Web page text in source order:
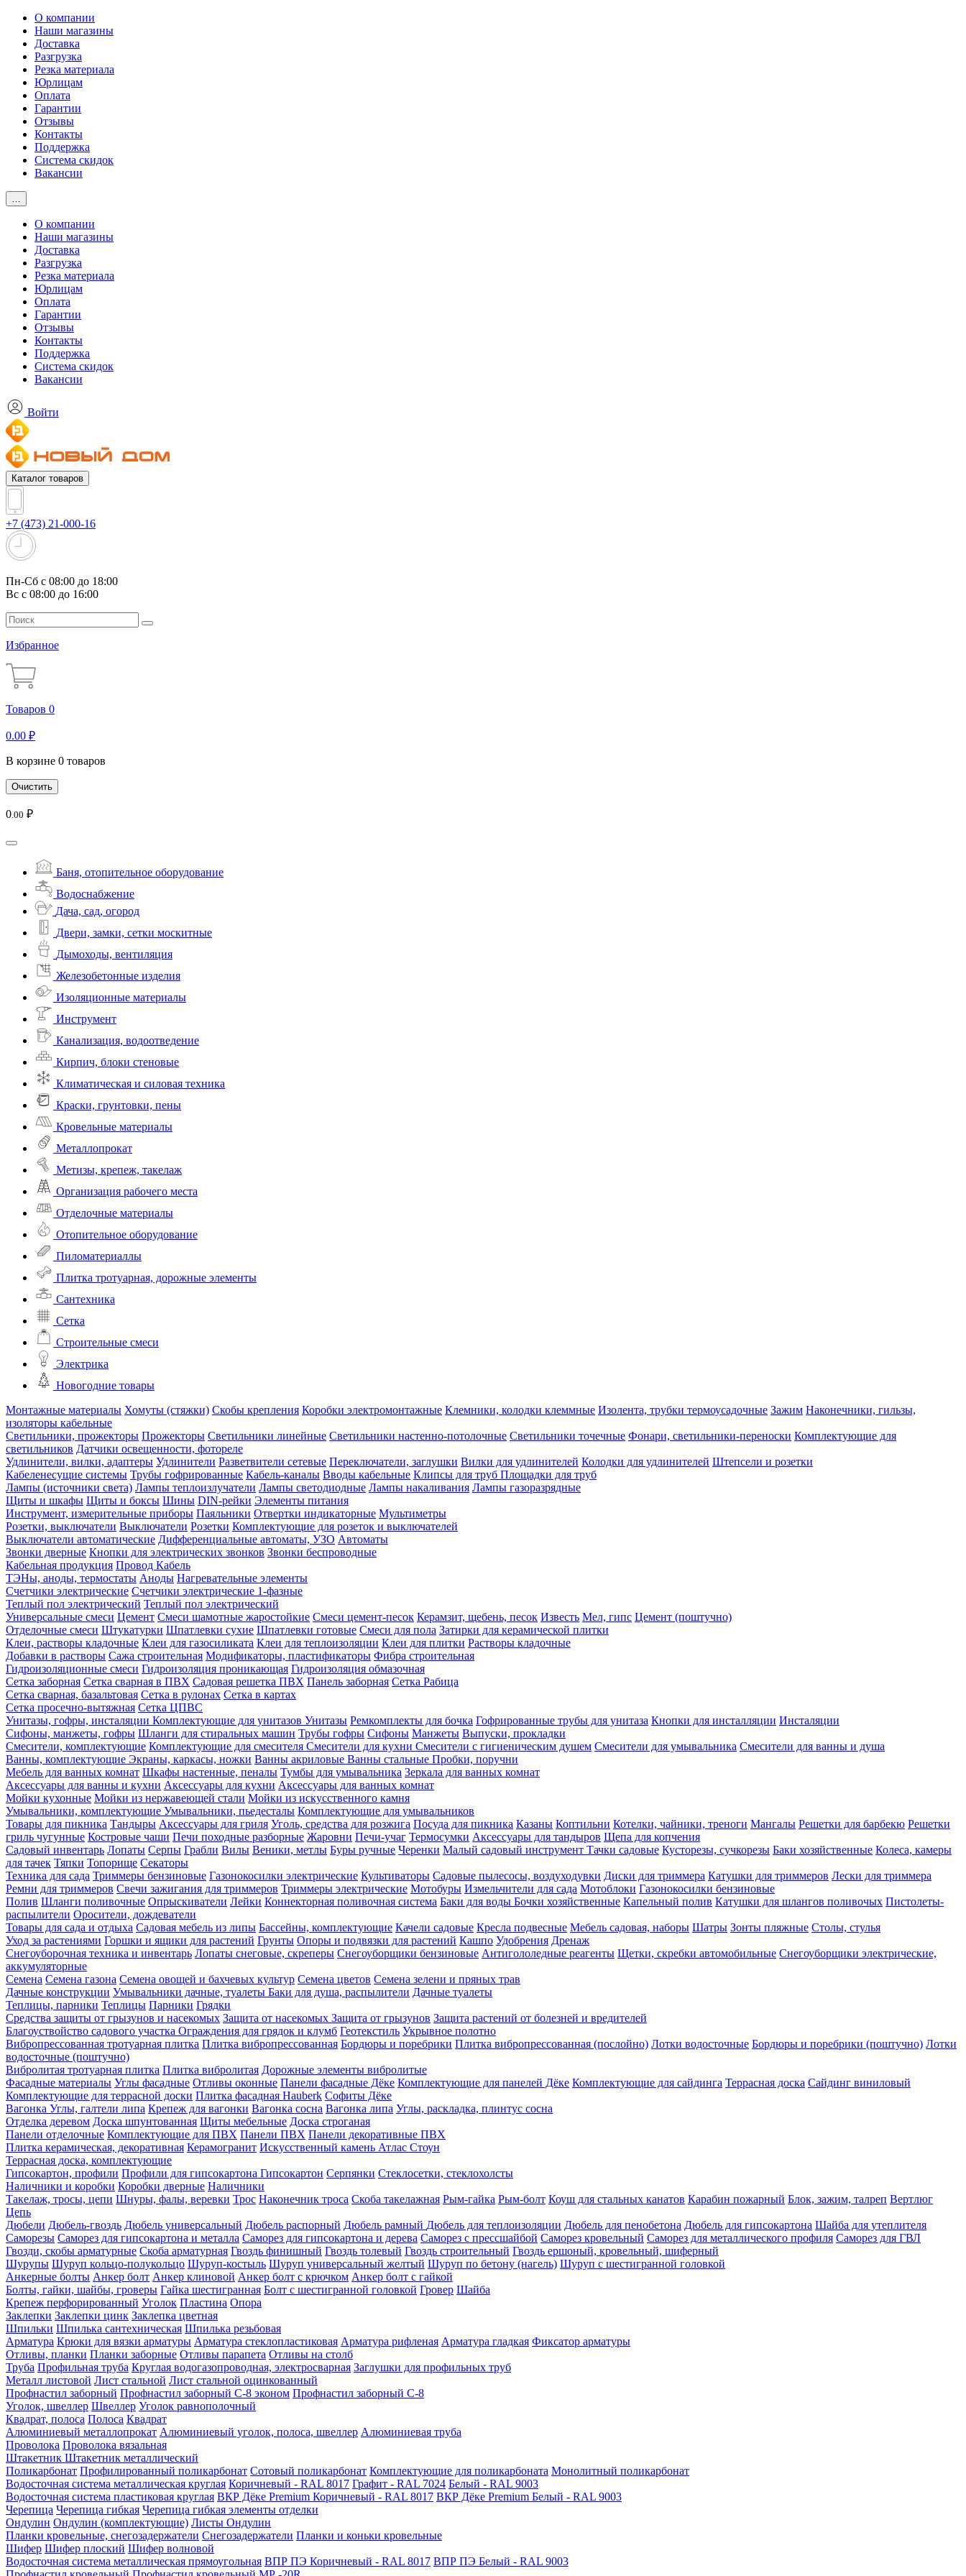
О компании
Наши магазины
Доставка
Разгрузка
Резка материала
Юрлицам
Оплата
Гарантии
Отзывы
Контакты
Поддержка
Система скидок
Вакансии
…
О компании
Наши магазины
Доставка
Разгрузка
Резка материала
Юрлицам
Оплата
Гарантии
Отзывы
Контакты
Поддержка
Система скидок
Вакансии
Войти
Каталог товаров
+7 (473) 21-000-16
Пн-Сб с 08:00 до 18:00
Вс с 08:00 до 16:00
Избранное
Товаров 0
0.00 ₽
В корзине 0 товаров
Очистить
0 .00 ₽
Баня, отопительное оборудование
Водоснабжение
Дача, сад, огород
Двери, замки, сетки москитные
Дымоходы, вентиляция
Железобетонные изделия
Изоляционные материалы
Инструмент
Канализация, водоотведение
Кирпич, блоки стеновые
Климатическая и силовая техника
Краски, грунтовки, пены
Кровельные материалы
Металлопрокат
Метизы, крепеж, такелаж
Организация рабочего места
Отделочные материалы
Отопительное оборудование
Пиломатериаллы
Плитка тротуарная, дорожные элементы
Сантехника
Сетка
Строительные смеси
Электрика
Новогодние товары
Монтажные материалы Хомуты (стяжки) Скобы крепления Коробки электромонтажные Клемники, колодки клеммные Изолента, трубки термоусадочные Зажим Наконечники, гильзы,
изоляторы кабельные
Светильники, прожекторы Прожекторы Светильники линейные Светильники настенно-потолочные Светильники точечные Фонари, светильники-переноски Комплектующие для
светильников Датчики освещенности, фотореле
Удлинители, вилки, адаптеры Удлинители Разветвители сетевые Переключатели, заглушки Вилки для удлинителей Колодки для удлинителей Штепсели и розетки
Кабеленесущие системы Трубы гофрированные Кабель-каналы Вводы кабельные Клипсы для труб Площадки для труб
Лампы (источники света) Лампы теплоизлучатели Лампы светодиодные Лампы накаливания Лампы газоразрядные
Щиты и шкафы Щиты и боксы Шины DIN-рейки Элементы питания
Инструмент, измерительные приборы Паяльники Отвертки индикаторные Мультиметры
Розетки, выключатели Выключатели Розетки Комплектующие для розеток и выключателей
Выключатели автоматические Дифференциальные автоматы, УЗО Автоматы
Звонки дверные Кнопки для электрических звонков Звонки беспроводные
Кабельная продукция Провод Кабель
ТЭНы, аноды, термостаты Аноды Нагревательные элементы
Счетчики электрические Счетчики электрические 1-фазные
Теплый пол электрический Теплый пол электрический
Универсальные смеси Цемент Смеси шамотные жаростойкие Смеси цемент-песок Керамзит, щебень, песок Известь Мел, гипс Цемент (поштучно)
Отделочные смеси Штукатурки Шпатлевки сухие Шпатлевки готовые Смеси для пола Затирки для керамической плитки
Клеи, растворы кладочные Клеи для газосиликата Клеи для теплоизоляции Клеи для плитки Растворы кладочные
Добавки в растворы Сажа строительная Модификаторы, пластификаторы Фибра строительная
Гидроизоляционные смеси Гидроизоляция проникающая Гидроизоляция обмазочная
Сетка заборная Сетка сварная в ПВХ Садовая решетка ПВХ Панель заборная Сетка Рабица
Сетка сварная, базальтовая Сетка в рулонах Сетка в картах
Сетка просечно-вытяжная Сетка ЦПВС
Унитазы, гофры, инсталяции Комплектующие для унитазов Унитазы Ремкомплекты для бочка Гофрированные трубы для унитаза Кнопки для инсталляции Инсталяции
Сифоны, манжеты, гофры Шланги для стиральных машин Трубы гофры Сифоны Манжеты Выпуски, прокладки
Смесители, комплектующие Комплектующие для смесителя Смесители для кухни Смесители с гигиеническим душем Смесители для умывальника Смесители для ванны и душа
Ванны, комплектующие Экраны, каркасы, ножки Ванны акриловые Ванны стальные Пробки, поручни
Мебель для ванных комнат Шкафы настенные, пеналы Тумбы для умывальника Зеркала для ванных комнат
Аксессуары для ванны и кухни Аксессуары для кухни Аксессуары для ванных комнат
Мойки кухонные Мойки из нержавеющей стали Мойки из искусственного камня
Умывальники, комплектующие Умывальники, пьедесталы Комплектующие для умывальников
Товары для пикника Тандыры Аксессуары для гриля Уголь, средства для розжига Посуда для пикника Казаны Коптильни Котелки, чайники, треноги Мангалы Решетки для барбекю Решетки
гриль чугунные Костровые чаши Печи походные разборные Жаровни Печи-учаг Термосумки Аксессуары для тандыров Щепа для копчения
Садовый инвентарь Лопаты Серпы Грабли Вилы Веники, метлы Буры ручные Черенки Малый садовый инструмент Тачки садовые Кусторезы, сучкорезы Баки хозяйственные Колеса, камеры
для тачек Тяпки Топорище Секаторы
Техника для сада Триммеры бензиновые Газонокосилки электрические Культиваторы Садовые пылесосы, воздуходувки Диски для триммера Катушки для триммеров Лески для триммера
Ремни для триммеров Свечи зажигания для триммеров Триммеры электрические Мотобуры Измельчители для сада Мотоблоки Газонокосилки бензиновые
Полив Шланги поливочные Опрыскиватели Лейки Коннекторная поливочная система Баки для воды Бочки хозяйственные Капельный полив Катушки для шлангов поливочых Пистолеты-
распылители Оросители, дождеватели
Товары для сада и отдыха Садовая мебель из липы Бассейны, комплектующие Качели садовые Кресла подвесные Мебель садовая, наборы Шатры Зонты пляжные Столы, стулья
Уход за растениями Горшки и ящики для растений Грунты Опоры и подвязки для растений Кашпо Удобрения Дренаж
Снегоуборочная техника и инвентарь Лопаты снеговые, скреперы Снегоуборщики бензиновые Антигололедные реагенты Щетки, скребки автомобильные Снегоуборщики электрические,
аккумуляторные
Семена Семена газона Семена овощей и бахчевых культур Семена цветов Семена зелени и пряных трав
Дачные конструкции Умывальники дачные, туалеты Баки для душа, распылители Дачные туалеты
Теплицы, парники Теплицы Парники Грядки
Средства защиты от грызунов и насекомых Защита от насекомых Защита от грызунов Защита растений от болезней и вредителей
Благоуствойство садового участка Ограждения для грядок и клумб Геотекстиль Укрывное полотно
Вибропрессованная тротуарная плитка Плитка вибропрессованная Бордюры и поребрики Плитка вибропрессованная (послойно) Лотки водосточные Бордюры и поребрики (поштучно) Лотки
водосточные (поштучно)
Вибролитая тротуарная плитка Плитка вибролитая Дорожные элементы вибролитые
Фасадные материалы Углы фасадные Отливы оконные Панели фасадные Дёке Комплектующие для панелей Дёке Комплектующие для сайдинга Террасная доска Сайдинг виниловый
Комплектующие для террасной доски Плитка фасадная Hauberk Софиты Дёке
Вагонка Углы, галтели липа Крепеж для вагонки Вагонка сосна Вагонка липа Углы, раскладка, плинтус сосна
Отделка деревом Доска шпунтованная Щиты мебельные Доска строганая
Панели отделочные Комплектующие для ПВХ Панели ПВХ Панели декоративные ПВХ
Плитка керамическая, декоративная Керамогранит Искусственный камень Атлас Стоун
Террасная доска, комплектующие
Гипсокартон, профили Профили для гипсокартона Гипсокартон Серпянки Стеклосетки, стеклохолсты
Наличники и коробки Коробки дверные Наличники
Такелаж, тросы, цепи Шнуры, фалы, веревки Трос Наконечник троса Скоба такелажная Рым-гайка Рым-болт Коуш для стальных канатов Карабин пожарный Блок, зажим, талреп Вертлюг
Цепь
Дюбели Дюбель-гвоздь Дюбель универсальный Дюбель распорный Дюбель рамный Дюбель для теплоизоляции Дюбель для пенобетона Дюбель для гипсокартона Шайба для утеплителя
Саморезы Саморез для гипсокартона и металла Саморез для гипсокартона и дерева Саморез с прессшайбой Саморез кровельный Саморез для металлического профиля Саморез для ГВЛ
Гвозди, скобы арматурные Скоба арматурная Гвоздь финишный Гвоздь толевый Гвоздь строительный Гвоздь ершоный, кровельный, шиферный
Шурупы Шуруп кольцо-полукольцо Шуруп-костыль Шуруп универсальный желтый Шуруп по бетону (нагель) Шуруп с шестигранной головкой
Анкерные болты Анкер болт Анкер клиновой Анкер болт с крючком Анкер болт с гайкой
Болты, гайки, шайбы, гроверы Гайка шестигранная Болт c шестигранной головкой Гровер Шайба
Крепеж перфорированный Уголок Пластина Опора
Заклепки Заклепки цинк Заклепка цветная
Шпильки Шпилька сантехническая Шпилька резьбовая
Арматура Крюки для вязки арматуры Арматура стеклопластиковая Арматура рифленая Арматура гладкая Фиксатор арматуры
Отливы, планки Планки заборные Отливы парапета Отливы на столб
Труба Профильная труба Круглая водогазопроводная, электросварная Заглушки для профильных труб
Металл листовой Лист стальной Лист стальной оцинкованный
Профнастил заборный Профнастил заборный С-8 эконом Профнастил заборный С-8
Уголок, швеллер Швеллер Уголок равнополочный
Квадрат, полоса Полоса Квадрат
Алюминиевый металлопрокат Алюминиевый уголок, полоса, швеллер Алюминиевая труба
Проволока Проволока вязальная
Штакетник Штакетник металлический
Поликарбонат Профилированный поликарбонат Сотовый поликарбонат Комплектующие для поликарбоната Монолитный поликарбонат
Водосточная система металлическая круглая Коричневый - RAL 8017 Графит - RAL 7024 Белый - RAL 9003
Водосточная система пластиковая круглая ВКР Дёке Premium Коричневый - RAL 8017 ВКР Дёке Premium Белый - RAL 9003
Черепица Черепица гибкая Черепица гибкая элементы отделки
Ондулин Ондулин (комплектующие) Листы Ондулин
Планки кровельные, снегозадержатели Снегозадержатели Планки и коньки кровельные
Шифер Шифер плоский Шифер волновой
Водосточная система металлическая прямоугольная ВПР ПЭ Коричневый - RAL 8017 ВПР ПЭ Белый - RAL 9003